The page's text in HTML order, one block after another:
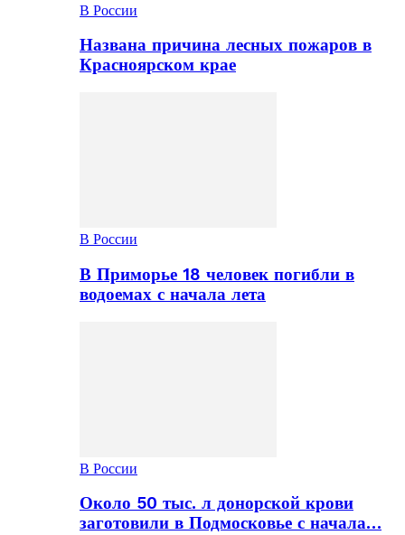
В России
Названа причина лесных пожаров в
Красноярском крае
В России
В Приморье 18 человек погибли в
водоемах с начала лета
В России
Около 50 тыс. л донорской крови
заготовили в Подмосковье с начала…